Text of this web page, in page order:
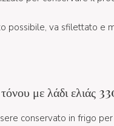
possibile, va sfilettato e
με λάδι ελιάς
conservato in frigo